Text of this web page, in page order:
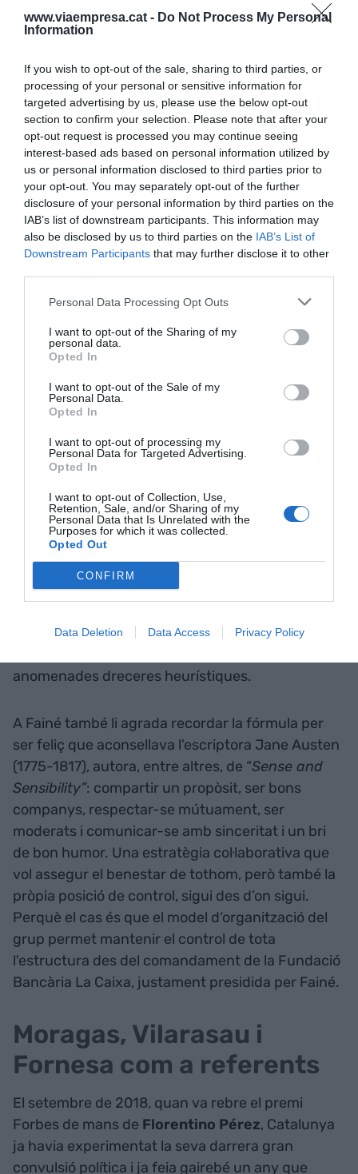
www.viaempresa.cat - Do Not Process My Personal
Information
If you wish to opt-out of the sale, sharing to third parties, or
processing of your personal or sensitive information for
targeted advertising by us, please use the below opt-out
section to confirm your selection. Please note that after your
opt-out request is processed you may continue seeing
interest-based ads based on personal information utilized by
us or personal information disclosed to third parties prior to
your opt-out. You may separately opt-out of the further
disclosure of your personal information by third parties on the
IAB’s list of downstream participants. This information may
also be disclosed by us to third parties on the IAB’s List of
Downstream Participants that may further disclose it to other
Personal Data Processing Opt Outs
I want to opt-out of the Sharing of my
personal data.
Opted In
I want to opt-out of the Sale of my
Personal Data.
Opted In
I want to opt-out of processing my
Personal Data for Targeted Advertising.
Opted In
I want to opt-out of Collection, Use,
Retention, Sale, and/or Sharing of my
Personal Data that Is Unrelated with the
Purposes for which it was collected.
Opted Out
CONFIRM
Data Deletion Data Access Privacy Policy
“la Caixa” en substitució de Ricard Fornesa, que
havia estat el substitut d’en Vilarasau, i més tard,
(hereva de la llegendària Catalana de Gas i
precursora de l’actual Naturgy), de la qual el
febrer de 2018 va passar a ser-ne president
d’honor.​ “la Caixa”, convertida ja en CaixaBank, la
va presidir fins el juny de 2016, quan el càrrec va
passar a mans de
Jordi Gual
, brillant economista
que fins llavors havia estat director del servei
d'estudis i que ara acaba de plegar com a
conseqüència de l’altra gran jugada mestra d’en
Anticipació, teoria dels
equilibris i fórmula de la
felicitat
Hi ha qui especula sobre quina previsió temporal
va aplicar Isidre Fainé per realitzar totes aquestes
operacions. Fainé és seguidor deDaniel
Nobel d’Economia l’any 2002 pels seus treballs
per integrar la investigació psicològica en la
ciència econòmica, sobretot respecte al judici
humà i a la presa de decisions en situacions
d’incertesa. En la seva Teoria de les Perspectives,
entorns incerts, decisions que s’allunyen dels
anomenades dreceres heurístiques.
A Fainé també li agrada recordar la fórmula per
ser feliç que aconsellava l'escriptora Jane Austen
(1775-1817), autora, entre altres, de “Sense and
Sensibility”: compartir un propòsit, ser bons
companys, respectar-se mútuament, ser
moderats i comunicar-se amb sinceritat i un bri
de bon humor. Una estratègia col·laborativa que
vol assegur el benestar de tothom, però també la
pròpia posició de control, sigui des d’on sigui.
Perquè el cas és que el model d‘organització del
grup permet mantenir el control de tota
l'estructura des del comandament de la Fundació
Bancària La Caixa, justament presidida per Fainé.
Moragas, Vilarasau i
Fornesa com a referents
El setembre de 2018, quan va rebre el premi
Forbes de mans de Florentino Pérez, Catalunya
ja havia experimentat la seva darrera gran
convulsió política i ja feia gairebé un any que